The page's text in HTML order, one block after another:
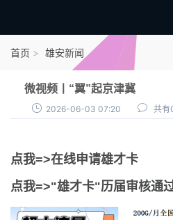
首页 雄安新闻
微视频丨“翼”起京津冀
2026-06-03 07:20 共有
点我=>在线申请雄才卡
点我=>"雄才卡"历届审核通